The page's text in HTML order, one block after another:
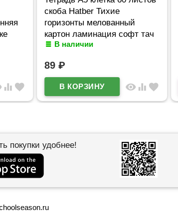
equalizer favorite
скоба Hatber Тихие
горизонты мелованный
картон ламинация софт тач
арт.60Т5В1
В наличии
89₽
visibility equalizer favorite
покупки удобнее!